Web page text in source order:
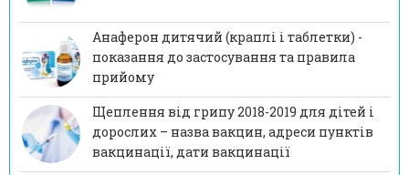
Анаферон дитячий (краплі і таблетки) -
показання до застосування та правила
прийому
Щеплення від грипу 2018-2019 для дітей і
дорослих – назва вакцин, адреси пунктів
вакцинації, дати вакцинації